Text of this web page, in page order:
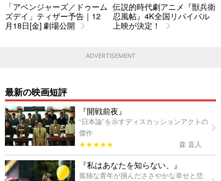
「アベンジャーズ／ドゥーム
ズデイ」ティザー予告｜12
月18日[金] 劇場公開
伝説的時代劇アニメ『獣兵衛
忍風帖』4K全国リバイバル
上映が決定！
ADVERTISEMENT
最新の映画短評
『開戦前夜』
“日本論”を示すディスカッションアクトの
傑作
★★★★★
森 直人
『私はあなたを知らない、』
孤独な青年が掴んだささやかな幸せと悲